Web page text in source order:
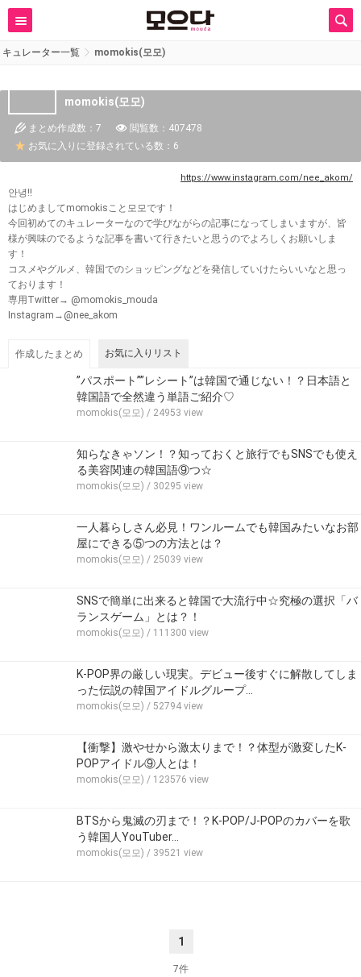
キュレーター一覧 momokis(모모)
momokis(모모)
まとめ作成数：7
閲覧数：407478
お気に入りに登録されている数：6
https://www.instagram.com/nee_akom/
안녕!!
はじめましてmomokisこと모모です！
今回初めてのキュレーターなので学びながらの記事になってしまいますが、皆
様が興味のでるような記事を書いて行きたいと思うのでよろしくお願いしま
す！
コスメやグルメ、韓国でのショッピングなどを発信していけたらいいなと思っ
ております！
専用Twitter→ @momokis_mouda
Instagram→@nee_akom
作成したまとめ お気に入りリスト
”パスポート””レシート”は韓国で通じない！？日本語と
韓国語で全然違う単語ご紹介♡
momokis(모모) / 24953 view
知らなきゃソン！？知っておくと旅行でもSNSでも使え
る美容関連の韓国語⑨つ☆
momokis(모모) / 30295 view
一人暮らしさん必見！ワンルームでも韓国みたいなお部
屋にできる⑤つの方法とは？
momokis(모모) / 25039 view
SNSで簡単に出来ると韓国で大流行中☆究極の選択「バ
ランスゲーム」とは？！
momokis(모모) / 111300 view
K-POP界の厳しい現実。デビュー後すぐに解散してしま
った伝説の韓国アイドルグループ…
momokis(모모) / 52794 view
【衝撃】激やせから激太りまで！？体型が激変したK-
POPアイドル⑨人とは！
momokis(모모) / 123576 view
BTSから鬼滅の刃まで！？K-POP/J-POPのカバーを歌
う韓国人YouTuber…
momokis(모모) / 39521 view
1
7件